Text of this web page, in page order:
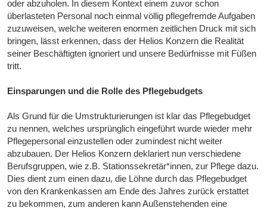
oder abzuholen. In diesem Kontext einem zuvor schon
überlasteten Personal noch einmal völlig pflegefremde Aufgaben
zuzuweisen, welche weiteren enormen zeitlichen Druck mit sich
bringen, lässt erkennen, dass der Helios Konzern die Realität
seiner Beschäftigten ignoriert und unsere Bedürfnisse mit Füßen
tritt.
Einsparungen und die Rolle des Pflegebudgets
Als Grund für die Umstrukturierungen ist klar das Pflegebudget
zu nennen, welches ursprünglich eingeführt wurde wieder mehr
Pflegepersonal einzustellen oder zumindest nicht weiter
abzubauen. Der Helios Konzern deklariert nun verschiedene
Berufsgruppen, wie z.B. Stationssekretär*innen, zur Pflege dazu.
Dies dient zum einen dazu, die Löhne durch das Pflegebudget
von den Krankenkassen am Ende des Jahres zurück erstattet
zu bekommen, zum anderen kann Außenstehenden eine